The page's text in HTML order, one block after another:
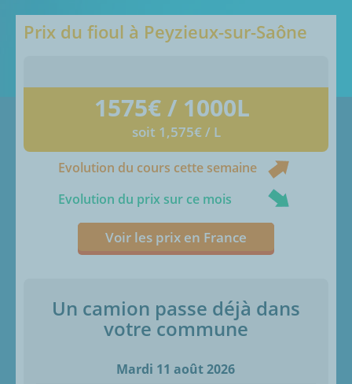
Prix du fioul à Peyzieux-sur-Saône
1575€ / 1000L
soit 1,575€ / L
Evolution du cours cette semaine
Evolution du prix sur ce mois
Voir les prix en France
Un camion passe déjà dans
votre commune
Mardi 11 août 2026